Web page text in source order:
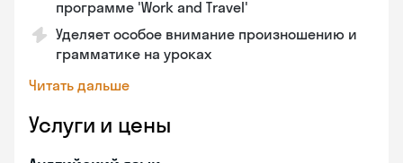
программе 'Work and Travel'
Уделяет особое внимание произношению и
грамматике на уроках
Читать дальше
Услуги и цены